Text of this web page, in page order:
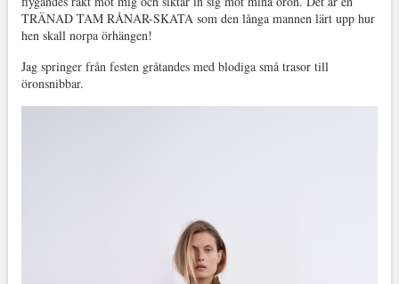
TRÄNAD TAM RÅNAR-SKATA som den långa mannen lärt upp hur
hen skall norpa örhängen!
Jag springer från festen gråtandes med blodiga små trasor till
öronsnibbar.